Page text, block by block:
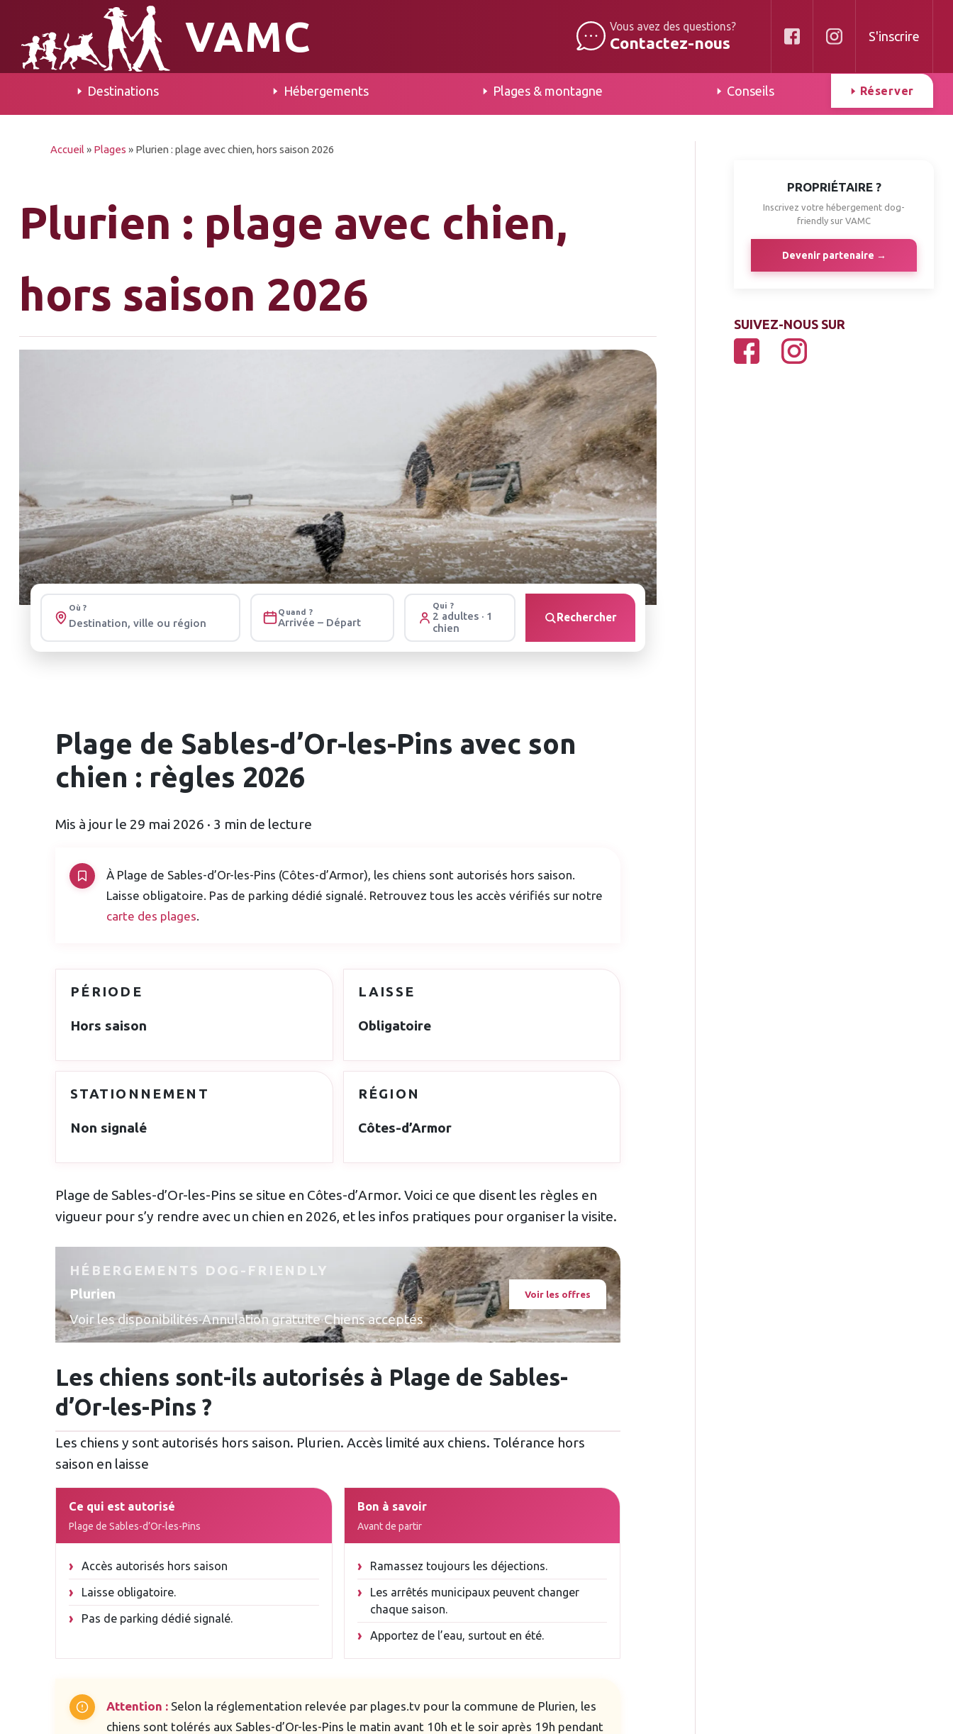
VAMC Vous avez des questions?
Contactez-nous S'inscrire
Destinations Hébergements Plages & montagne Conseils Réserver
Accueil » Plages » Plurien : plage avec chien, hors saison 2026
Plurien : plage avec chien,
hors saison 2026
Où ? Quand ?
Arrivée – Départ
Qui ?
2 adultes · 1
chien
Rechercher
Plage de Sables-d’Or-les-Pins avec son
chien : règles 2026
Mis à jour le 29 mai 2026 · 3 min de lecture
À Plage de Sables-d’Or-les-Pins (Côtes-d’Armor), les chiens sont autorisés hors saison.
Laisse obligatoire. Pas de parking dédié signalé. Retrouvez tous les accès vérifiés sur notre
carte des plages
PÉRIODE
Hors saison
LAISSE
Obligatoire
STATIONNEMENT
Non signalé
RÉGION
Côtes-d’Armor
Plage de Sables-d’Or-les-Pins se situe en Côtes-d’Armor. Voici ce que disent les règles en
vigueur pour s’y rendre avec un chien en 2026, et les infos pratiques pour organiser la visite.
HÉBERGEMENTS DOG-FRIENDLY
Plurien
Voir les disponibilités·Annulation gratuite·Chiens acceptés
Voir les offres
Les chiens sont-ils autorisés à Plage de Sables-
d’Or-les-Pins ?
Les chiens y sont autorisés hors saison. Plurien. Accès limité aux chiens. Tolérance hors
saison en laisse
Ce qui est autorisé
Plage de Sables-d’Or-les-Pins
Accès autorisés hors saison
Laisse obligatoire.
Pas de parking dédié signalé.
Bon à savoir
Avant de partir
Ramassez toujours les déjections.
Les arrêtés municipaux peuvent changer
chaque saison.
Apportez de l’eau, surtout en été.
Attention : Selon la réglementation relevée par plages.tv pour la commune de Plurien, les
chiens sont tolérés aux Sables-d’Or-les-Pins le matin avant 10h et le soir après 19h pendant
PROPRIÉTAIRE ?
Inscrivez votre hébergement dog-
friendly sur VAMC
Devenir partenaire →
SUIVEZ-NOUS SUR